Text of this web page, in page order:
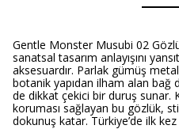
Gentle Monster Musubi 02
sanatsal tasarım anlayışını
aksesuardır. Parlak gümüş
botanik yapıdan ilham alan bağ
de dikkat çekici bir duruş sunar.
koruması sağlayan bu gözlük,
dokunuş katar. Türkiye’de ilk